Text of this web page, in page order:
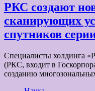
РКС создают
сканирующих
спутников
Специалисты холдинга
(РКС, входит в
созданию